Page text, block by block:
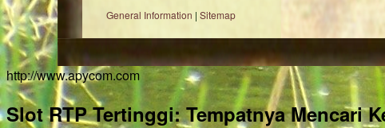
General Information | Sitemap
http://www.apycom.com
Slot RTP Tertinggi: Tempatnya Mencari